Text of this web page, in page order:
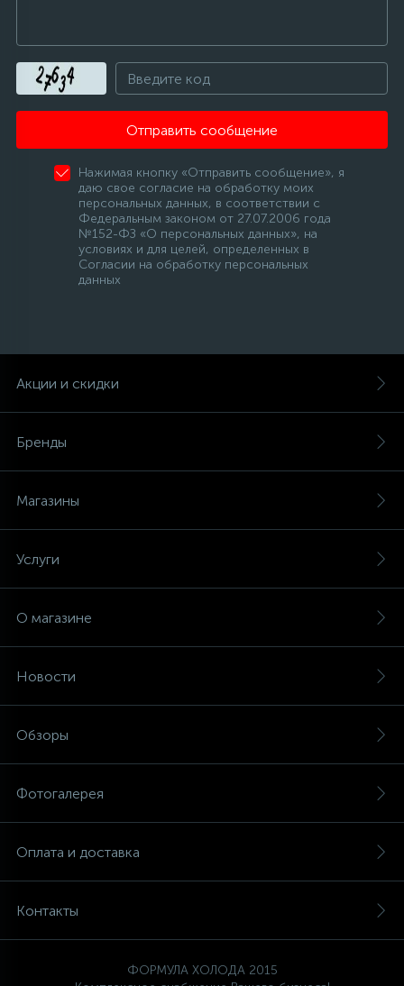
Отправить сообщение
Нажимая кнопку «Отправить сообщение», я
даю свое согласие на обработку моих
персональных данных, в соответствии с
Федеральным законом от 27.07.2006 года
№152-ФЗ «О персональных данных», на
условиях и для целей, определенных в
Согласии на обработку персональных
данных
Акции и скидки
Бренды
Магазины
Услуги
О магазине
Новости
Обзоры
Фотогалерея
Оплата и доставка
Контакты
ФОРМУЛА ХОЛОДА 2015